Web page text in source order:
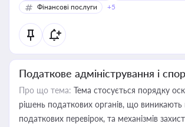
Фінансові послуги
+5
Податкове адміністрування і
Про що тема: Тема стосується порядку
рішень податкових органів, що виникають
податкових перевірок, та механізмів